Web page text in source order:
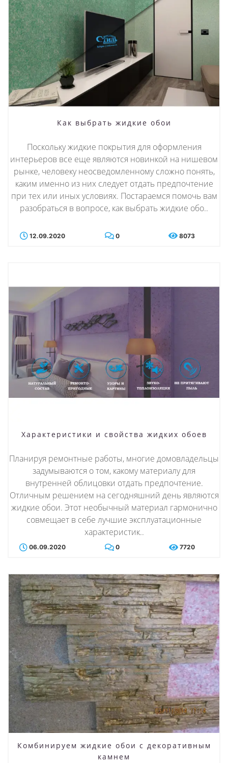
Как выбрать жидкие обои
Поскольку жидкие покрытия для оформления
интерьеров все еще являются новинкой на нишевом
рынке, человеку неосведомленному сложно понять,
каким именно из них следует отдать предпочтение
при тех или иных условиях. Постараемся помочь вам
разобраться в вопросе, как выбрать жидкие обо..
12.09.2020 0 8073
Характеристики и свойства жидких обоев
Планируя ремонтные работы, многие домовладельцы
задумываются о том, какому материалу для
внутренней облицовки отдать предпочтение.
Отличным решением на сегодняшний день являются
жидкие обои. Этот необычный материал гармонично
совмещает в себе лучшие эксплуатационные
характеристик..
06.09.2020 0 7720
Комбинируем жидкие обои с декоративным
камнем